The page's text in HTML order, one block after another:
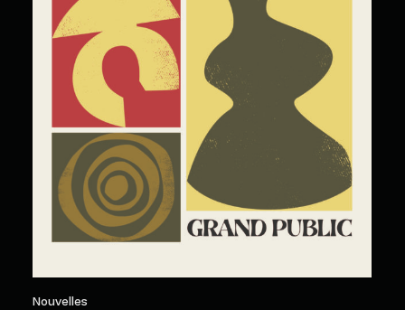
Nouvelles